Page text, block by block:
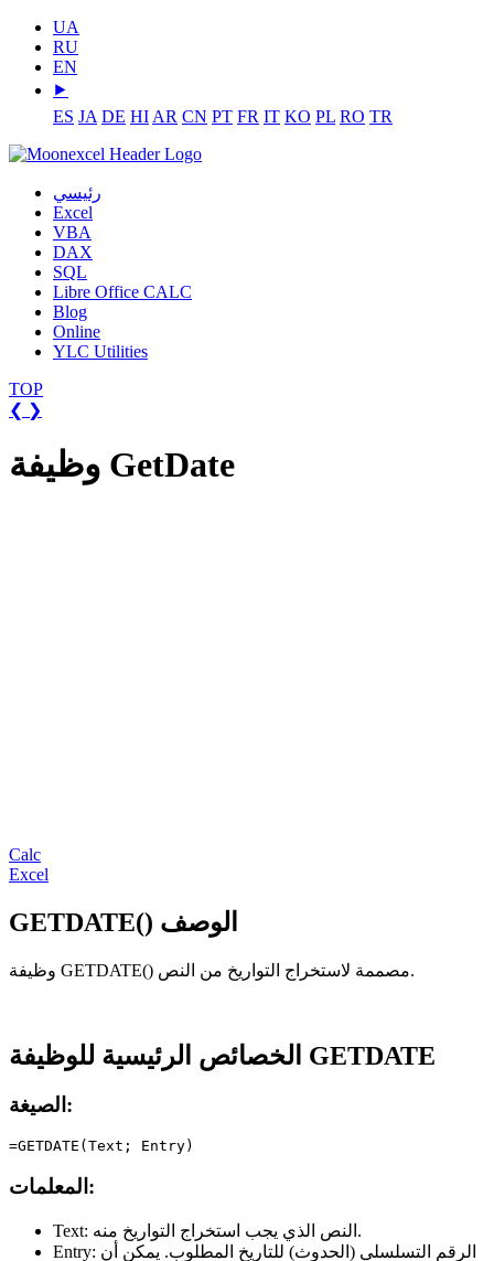
UA
RU
EN
⯈
ES JA DE HI AR CN PT FR IT KO PL RO TR
رئيسي
Excel
VBA
DAX
SQL
Libre Office CALC
Blog
Online
YLC Utilities
TOP
❮ ❯
وظيفة GetDate
Calc
Excel
GETDATE() الوصف
وظيفة GETDATE() مصممة لاستخراج التواريخ من النص.
الخصائص الرئيسية للوظيفة GETDATE
الصيغة:
المعلمات:
Text:
النص الذي يجب استخراج التواريخ منه.
Entry: